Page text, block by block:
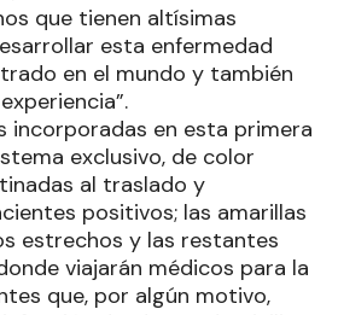
que tienen altísimas
esta enfermedad
en el mundo y también
incorporadas en esta primera
exclusivo, de color
al traslado y
positivos; las amarillas
estrechos y las restantes
viajarán médicos para la
que, por algún motivo,